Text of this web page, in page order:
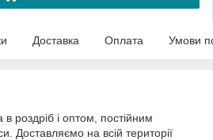
Доставка Оплата Умови
роздріб і оптом, постійним
Доставляємо на всій території